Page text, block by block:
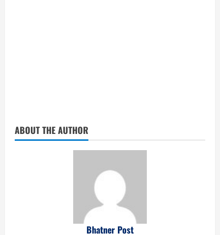
ABOUT THE AUTHOR
Bhatner Post